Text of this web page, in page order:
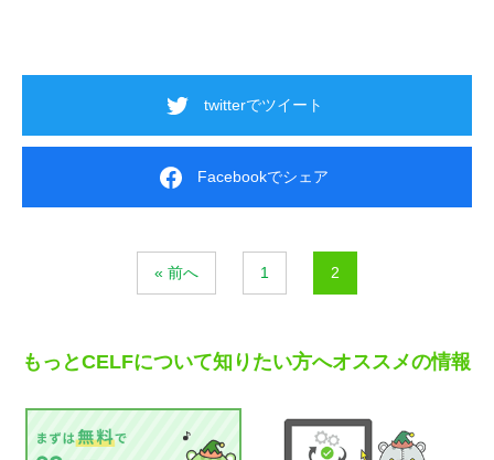
twitterでツイート
Facebookでシェア
« 前へ 1 2
もっとCELFについて知りたい方へオススメの情報